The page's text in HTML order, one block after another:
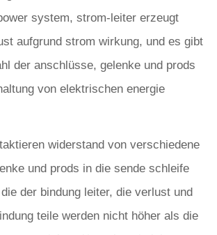
system, strom-leiter erzeugt
aufgrund strom wirkung, und es gibt
der anschlüsse, gelenke und prods
von elektrischen energie
widerstand von verschiedene
und prods in die sende schleife
der bindung leiter, die verlust und
teile werden nicht höher als die